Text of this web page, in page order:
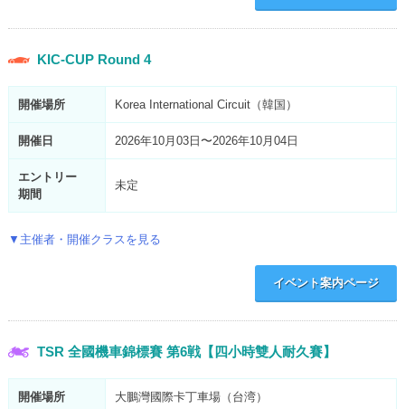
KIC-CUP Round 4
開催場所 Korea International Circuit（韓国）
開催日 2026年10月03日〜2026年10月04日
エントリー
期間
未定
▼主催者・開催クラスを見る
イベント案内ページ
TSR 全國機車錦標賽 第6戦【四小時雙人耐久賽】
開催場所 大鵬灣國際卡丁車場（台湾）